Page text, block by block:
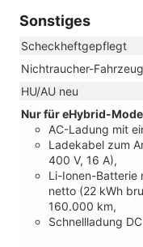
Sonstiges
Scheckheftgepflegt
Nichtraucher-Fahrzeug
HU/AU neu
Nur für eHybrid-
AC-Ladung mit
Ladekabel zum
400 V, 16 A),
Li-Ionen-Batterie
netto (22 kWh
160.000 km,
Schnellladung